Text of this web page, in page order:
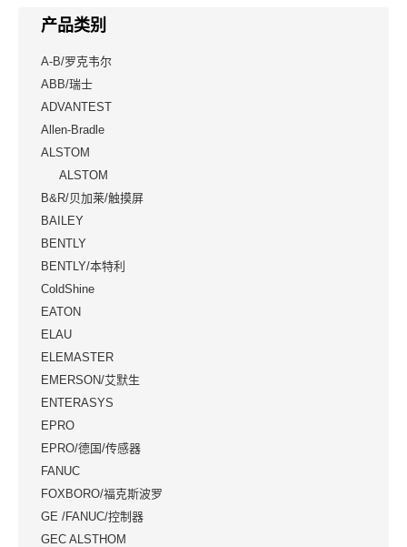
产品类别
A-B/罗克韦尔
ABB/瑞士
ADVANTEST
Allen-Bradle
ALSTOM
ALSTOM
B&R/贝加莱/触摸屏
BAILEY
BENTLY
BENTLY/本特利
ColdShine
EATON
ELAU
ELEMASTER
EMERSON/艾默生
ENTERASYS
EPRO
EPRO/德国/传感器
FANUC
FOXBORO/福克斯波罗
GE /FANUC/控制器
GEC ALSTHOM